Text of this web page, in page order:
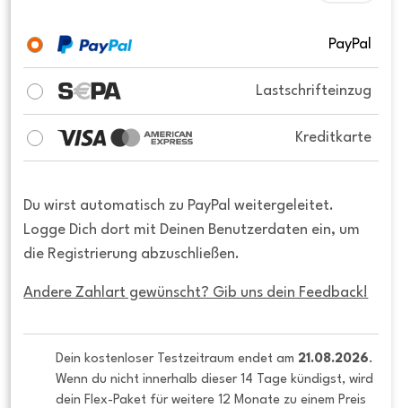
PayPal
Lastschrifteinzug
Kreditkarte
Du wirst automatisch zu PayPal weitergeleitet.
Logge Dich dort mit Deinen Benutzerdaten ein, um
die Registrierung abzuschließen.
Andere Zahlart gewünscht? Gib uns dein Feedback!
Dein kostenloser Testzeitraum endet am 21.08.2026.
Wenn du nicht innerhalb dieser 14 Tage kündigst, wird
dein Flex-Paket für weitere 12 Monate zu einem Preis